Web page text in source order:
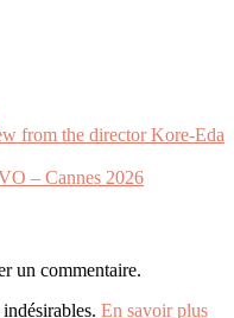
from the director Kore-Eda
– Cannes 2026
un commentaire.
En savoir plus